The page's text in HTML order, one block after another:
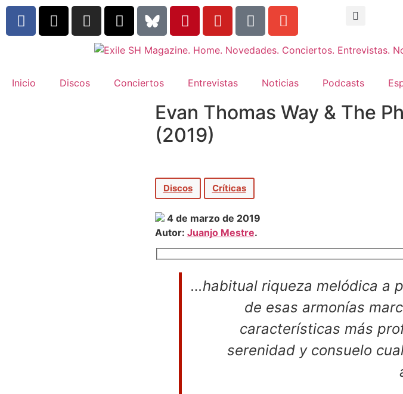
Inicio Discos Conciertos Entrevistas Noticias Podcasts
Evan Thomas Way & The
(2019)
Discos Críticas
4 de marzo de 2019
Autor: Juanjo Mestre.
…habitual riqueza melódica a
de esas armonías
características más
serenidad y consuelo